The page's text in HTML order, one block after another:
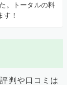
。トータルの料
！
判や口コミは